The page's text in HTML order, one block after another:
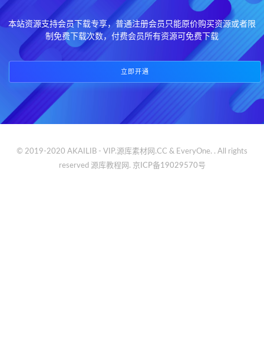
本站资源支持会员下载专享，普通注册会员只能原价购买资源或者限
制免费下载次数，付费会员所有资源可免费下载
立即开通
© 2019-2020 AKAILIB - VIP.源库素材网.CC & EveryOne. . All rights
reserved 源库教程网. 京ICP备19029570号